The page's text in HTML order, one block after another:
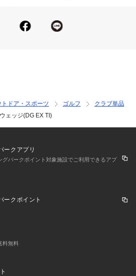
ポーツ ＞ ゴルフ ＞ クラブ単品
トドア・スポーツ ゴルフ
クラブ単品
ェッジ(DG EX TI)
ークアプリ
グパークポイント対象施設でご利用できるアプ
ークポイント
料無料